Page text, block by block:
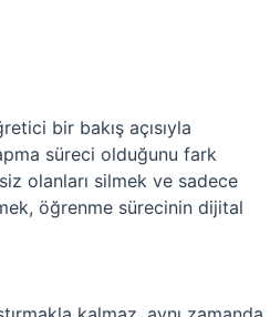
bir bakış açısıyla
süreci olduğunu fark
olanları silmek ve sadece
öğrenme sürecinin dijital